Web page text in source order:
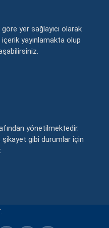
yer sağlayıcı olarak
yayınlamakta olup
yönetilmektedir.
şikayet gibi durumlar için